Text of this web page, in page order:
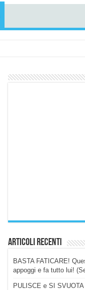
Articoli Recenti
BASTA FATICARE!
appoggi e fa tutto lui!
PULISCE e SI